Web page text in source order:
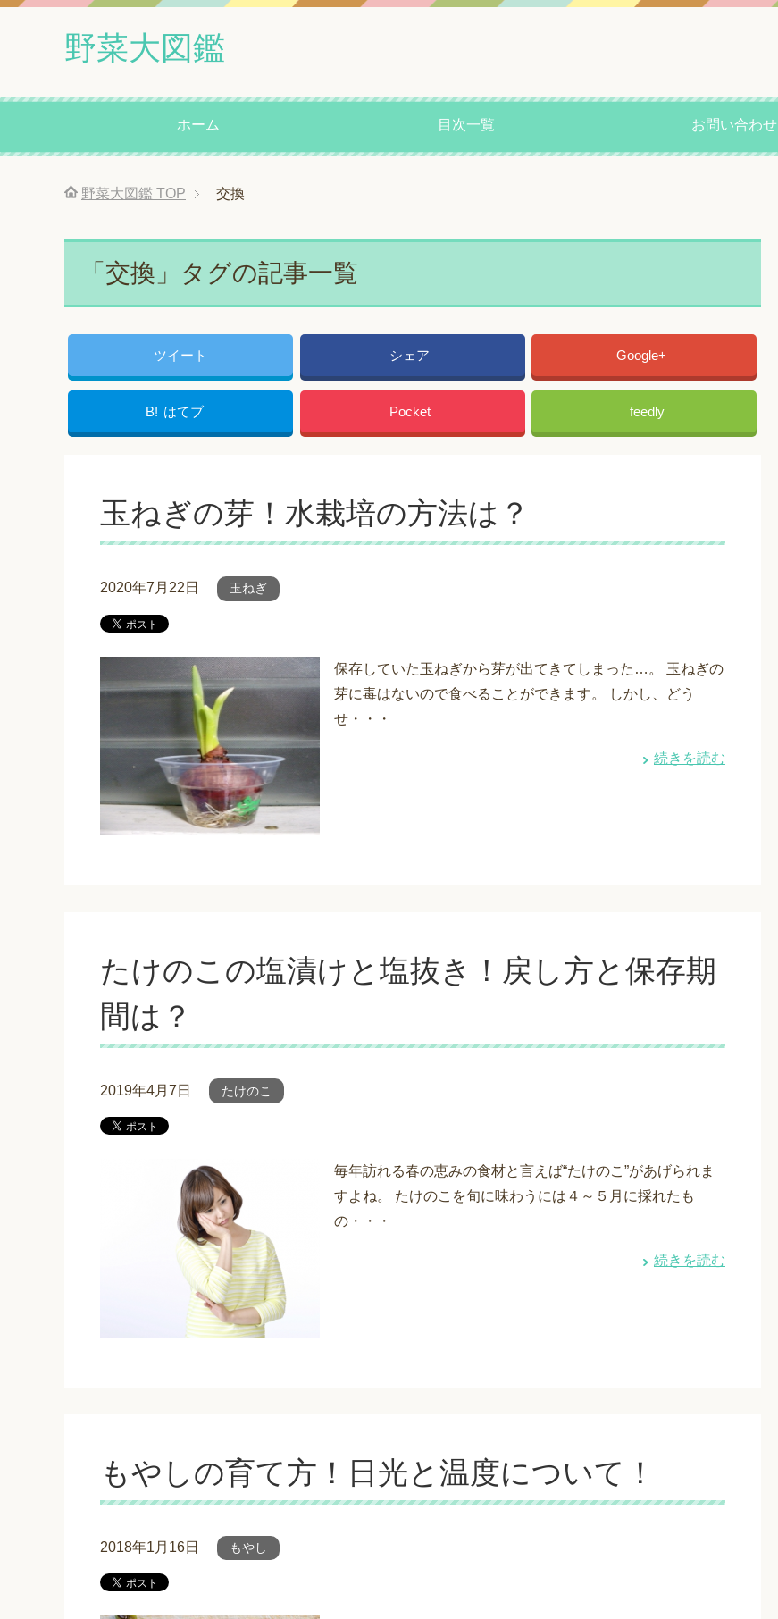
野菜大図鑑
ホーム 目次一覧 お問い合わせ
野菜大図鑑 TOP 交換
「交換」タグの記事一覧
ツイート シェア Google+
B! はてブ Pocket feedly
玉ねぎの芽！水栽培の方法は？
2020年7月22日 玉ねぎ
保存していた玉ねぎから芽が出てきてしまった…。 玉ねぎの
芽に毒はないので食べることができます。 しかし、どう
せ・・・
続きを読む
たけのこの塩漬けと塩抜き！戻し方と保存期
間は？
2019年4月7日 たけのこ
毎年訪れる春の恵みの食材と言えば“たけのこ”があげられま
すよね。 たけのこを旬に味わうには４～５月に採れたも
の・・・
続きを読む
もやしの育て方！日光と温度について！
2018年1月16日 もやし